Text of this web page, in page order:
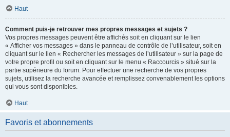
Haut
Comment puis-je retrouver mes propres messages et sujets ?
Vos propres messages peuvent être affichés soit en cliquant sur le lien
« Afficher vos messages » dans le panneau de contrôle de l’utilisateur, soit en
cliquant sur le lien « Rechercher les messages de l’utilisateur » sur la page de
votre propre profil ou soit en cliquant sur le menu « Raccourcis » situé sur la
partie supérieure du forum. Pour effectuer une recherche de vos propres
sujets, utilisez la recherche avancée et remplissez convenablement les options
qui vous sont disponibles.
Haut
Favoris et abonnements